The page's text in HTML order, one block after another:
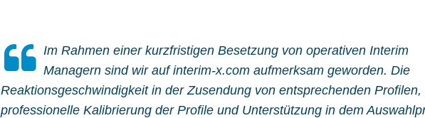
Im Rahmen einer kurzfristigen Besetzung von operativen Interim
Managern sind wir auf interim-x.com aufmerksam geworden. Die
Reaktionsgeschwindigkeit in der Zusendung von entsprechenden Profilen,
professionelle Kalibrierung der Profile und Unterstützung in dem